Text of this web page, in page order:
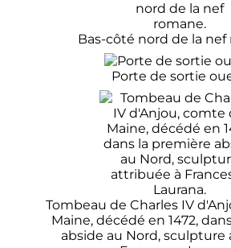
Bas-côté nord de la nef
Porte de sortie
Tombeau de Charles IV
Maine, décédé en 1472,
abside au Nord, sculpture